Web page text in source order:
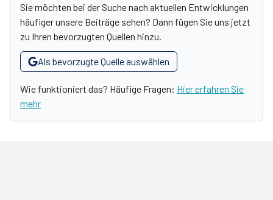
Sie möchten bei der Suche nach aktuellen Entwicklungen
häufiger unsere Beiträge sehen? Dann fügen Sie uns jetzt
zu Ihren bevorzugten Quellen hinzu.
Als bevorzugte Quelle auswählen
Wie funktioniert das? Häufige Fragen: Hier erfahren Sie
mehr